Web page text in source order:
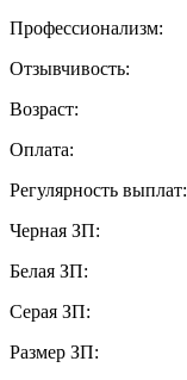
Профессионализм:
Отзывчивость:
Возраст:
Оплата:
Регулярность выплат:
Черная ЗП:
Белая ЗП:
Серая ЗП:
Размер ЗП: